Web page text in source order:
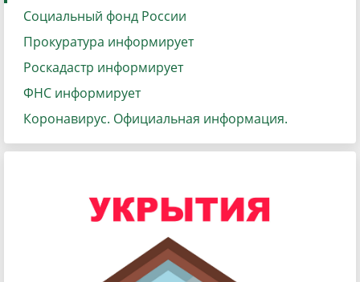
Социальный фонд России
Прокуратура информирует
Роскадастр информирует
ФНС информирует
Коронавирус. Официальная информация.